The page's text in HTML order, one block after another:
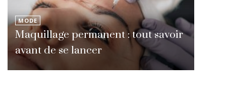
MODE
Maquillage permanent : tout savoir
avant de se lancer